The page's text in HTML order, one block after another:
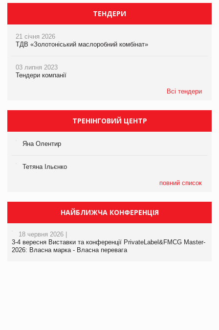
ТЕНДЕРИ
21 січня 2026
ТДВ «Золотоніський маслоробний комбінат»
03 липня 2023
Тендери компанії
Всі тендери
ТРЕНІНГОВИЙ ЦЕНТР
Яна Олентир
Тетяна Ільєнко
повний список
НАЙБЛИЖЧА КОНФЕРЕНЦІЯ
18 червня 2026 |
3-4 вересня Виставки та конференції PrivateLabel&FMCG Master-
2026: Власна марка - Власна перевага